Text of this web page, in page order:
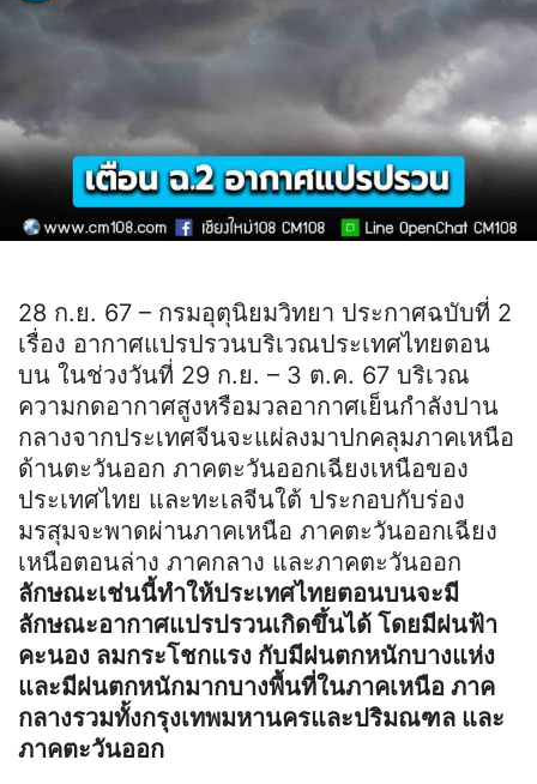
28 ก.ย. 67 – กรมอุตุนิยมวิทยา ประกาศฉบับที่ 2
เรื่อง อากาศแปรปรวนบริเวณประเทศไทยตอน
บน ในช่วงวันที่ 29 ก.ย. – 3 ต.ค. 67 บริเวณ
ความกดอากาศสูงหรือมวลอากาศเย็นกำลังปาน
กลางจากประเทศจีนจะแผ่ลงมาปกคลุมภาคเหนือ
ด้านตะวันออก ภาคตะวันออกเฉียงเหนือของ
ประเทศไทย และทะเลจีนใต้ ประกอบกับร่อง
มรสุมจะพาดผ่านภาคเหนือ ภาคตะวันออกเฉียง
เหนือตอนล่าง ภาคกลาง และภาคตะวันออก
ลักษณะเช่นนี้ทำให้ประเทศไทยตอนบนจะมี
ลักษณะอากาศแปรปรวนเกิดขึ้นได้ โดยมีฝนฟ้า
คะนอง ลมกระโชกแรง กับมีฝนตกหนักบางแห่ง
และมีฝนตกหนักมากบางพื้นที่ในภาคเหนือ ภาค
กลางรวมทั้งกรุงเทพมหานครและปริมณฑล และ
ภาคตะวันออก